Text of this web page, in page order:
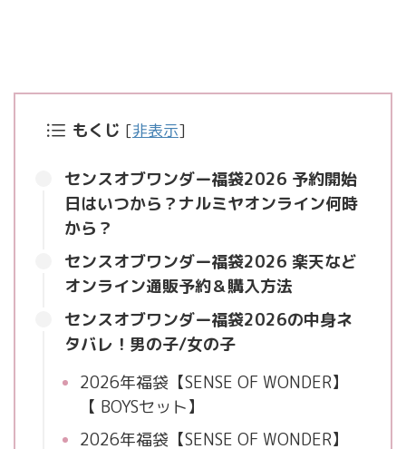
もくじ [非表示]
センスオブワンダー福袋2026 予約開始
日はいつから？ナルミヤオンライン何時
から？
センスオブワンダー福袋2026 楽天など
オンライン通販予約＆購入方法
センスオブワンダー福袋2026の中身ネ
タバレ！男の子/女の子
2026年福袋【SENSE OF WONDER】
【 BOYSセット】
2026年福袋【SENSE OF WONDER】